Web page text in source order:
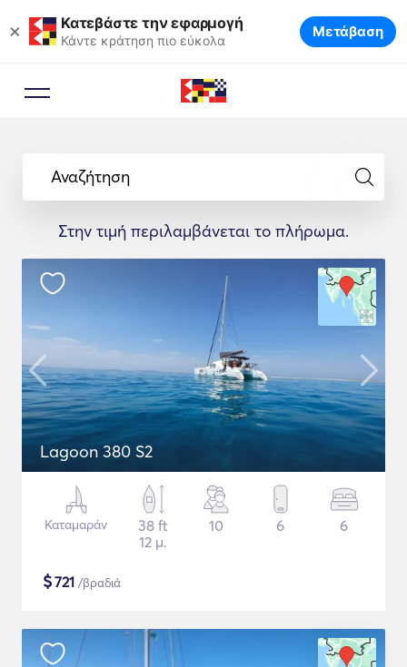
× Κατεβάστε την εφαρμογή
Κάντε κράτηση πιο εύκολα Μετάβαση
Αναζήτηση
Στην τιμή περιλαμβάνεται το πλήρωμα.
Lagoon 380 S2
Καταμαράν
38 ft
12 μ.
10 6 6
$721 /βραδιά